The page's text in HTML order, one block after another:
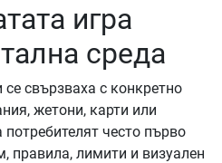
игра
среда
свързваха с конкретно
жетони, карти или
често първо
лимити и визуален